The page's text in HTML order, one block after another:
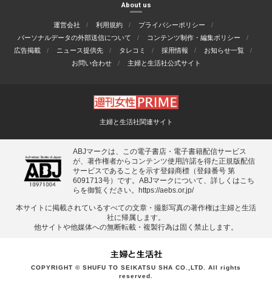
About us
運営会社 利用規約
プライバシーポリシー
パーソナルデータの外部送信について
コンテンツ制作・編集ポリシー
広告掲載
ニュース提供先 タレコミ 採用情報
お知らせ一覧
お問い合わせ
主婦と生活社公式サイト
主婦と生活社関連サイト
ABJマークは、この電子書店・電子書籍配信サービス
が、著作権者からコンテンツ使用許諾を得た正規版配信
サービスであることを示す登録商標（登録番号 第
6091713号）です。ABJマークについて、詳しくはこち
らを御覧ください。
https://aebs.or.jp/
本サイトに掲載されているすべての⽂章・撮影写真の著作権は主婦と⽣活
社に帰属します。
他サイトや他媒体への無断転載・複製⾏為は固く禁⽌します。
COPYRIGHT © SHUFU TO SEIKATSU SHA CO.,LTD. All rights
reserved.